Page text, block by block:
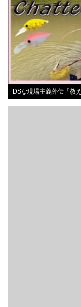
DSな現場主義外伝「教